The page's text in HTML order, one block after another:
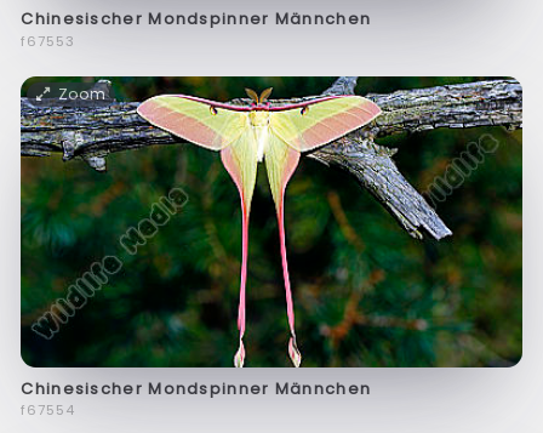
Chinesischer Mondspinner Männchen
f67553
Zoom
Chinesischer Mondspinner Männchen
f67554